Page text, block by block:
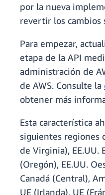
por la nueva
revertir los cambios
Para empezar,
etapa de la API
administración de
de AWS. Consulte la
obtener más
Esta característica
siguientes regiones
de Virginia), EE.UU.
(Oregón), EE.UU.
Canadá (Central),
UE (Irlanda), UE